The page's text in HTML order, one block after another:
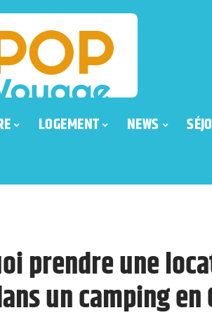
LOGEMENT NEWS
prendre une
un camping en